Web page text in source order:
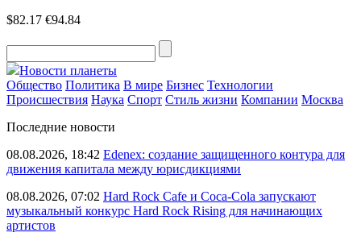
$82.17 €94.84
Новости планеты
Общество Политика В мире Бизнес Технологии
Происшествия Наука Спорт Стиль жизни Компании Москва
Последние новости
08.08.2026, 18:42 Edenex: создание защищенного контура для
движения капитала между юрисдикциями
08.08.2026, 07:02 Hard Rock Cafe и Coca-Cola запускают
музыкальный конкурс Hard Rock Rising для начинающих
артистов